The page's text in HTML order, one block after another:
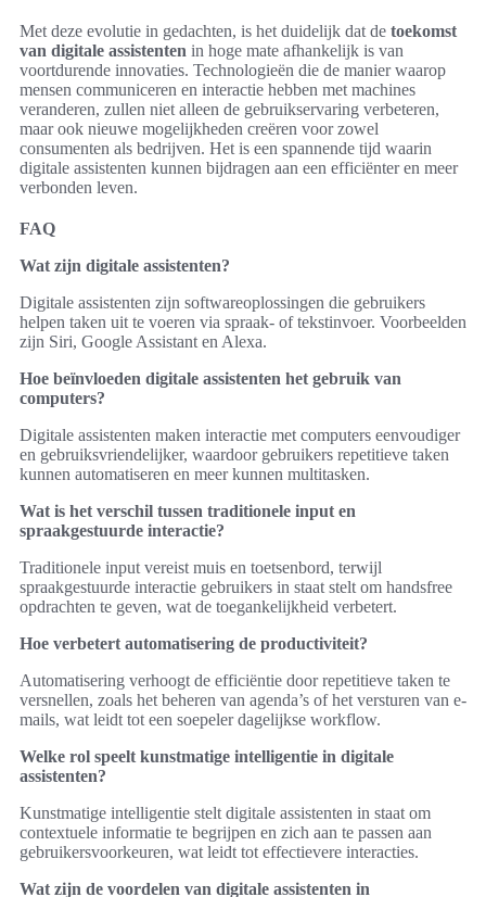
Met deze evolutie in gedachten, is het duidelijk dat de toekomst
van digitale assistenten in hoge mate afhankelijk is van
voortdurende innovaties. Technologieën die de manier waarop
mensen communiceren en interactie hebben met machines
veranderen, zullen niet alleen de gebruikservaring verbeteren,
maar ook nieuwe mogelijkheden creëren voor zowel
consumenten als bedrijven. Het is een spannende tijd waarin
digitale assistenten kunnen bijdragen aan een efficiënter en meer
verbonden leven.
FAQ
Wat zijn digitale assistenten?
Digitale assistenten zijn softwareoplossingen die gebruikers
helpen taken uit te voeren via spraak- of tekstinvoer. Voorbeelden
zijn Siri, Google Assistant en Alexa.
Hoe beïnvloeden digitale assistenten het gebruik van
computers?
Digitale assistenten maken interactie met computers eenvoudiger
en gebruiksvriendelijker, waardoor gebruikers repetitieve taken
kunnen automatiseren en meer kunnen multitasken.
Wat is het verschil tussen traditionele input en
spraakgestuurde interactie?
Traditionele input vereist muis en toetsenbord, terwijl
spraakgestuurde interactie gebruikers in staat stelt om handsfree
opdrachten te geven, wat de toegankelijkheid verbetert.
Hoe verbetert automatisering de productiviteit?
Automatisering verhoogt de efficiëntie door repetitieve taken te
versnellen, zoals het beheren van agenda’s of het versturen van e-
mails, wat leidt tot een soepeler dagelijkse workflow.
Welke rol speelt kunstmatige intelligentie in digitale
assistenten?
Kunstmatige intelligentie stelt digitale assistenten in staat om
contextuele informatie te begrijpen en zich aan te passen aan
gebruikersvoorkeuren, wat leidt tot effectievere interacties.
Wat zijn de voordelen van digitale assistenten in